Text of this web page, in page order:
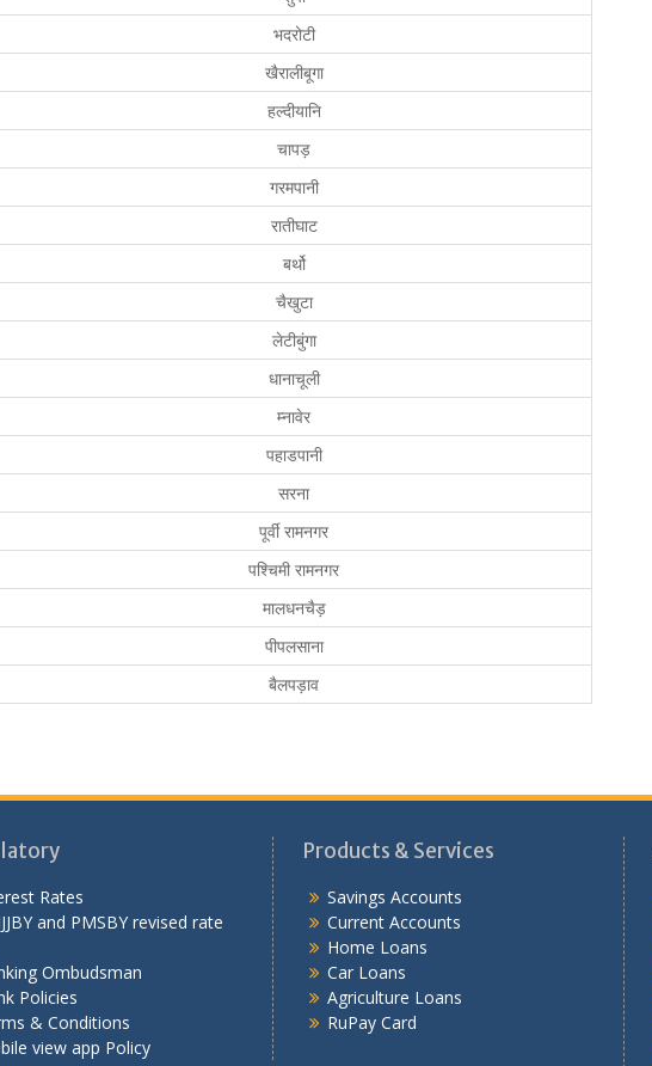
भदरोटी
खैरालीबूगा
हल्दीयानि
चापड़
गरमपानी
रातीघाट
बर्थो
चैखुटा
लेटीबुंगा
धानाचूली
म्नावेर
पहाडपानी
सरना
पूर्वी रामनगर
पश्चिमी रामनगर
मालधनचैड़
पीपलसाना
बैलपड़ाव
Rates
and PMSBY revised rate
Ombudsman
Policies
& Conditions
view app Policy
Products & Services
Savings Accounts
Current Accounts
Home Loans
Car Loans
Agriculture Loans
RuPay Card